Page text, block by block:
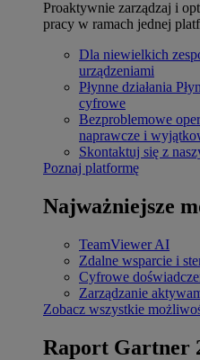
Proaktywnie zarządzaj i
pracy w ramach jednej
Dla niewielkich
urządzeniami
Płynne działania
cyfrowe
Bezproblemowe
naprawcze i
Skontaktuj się z
Poznaj platformę
Najważniejsze
TeamViewer AI
Zdalne wsparcie i
Cyfrowe
Zarządzanie
Zobacz wszystkie
Raport Gartner